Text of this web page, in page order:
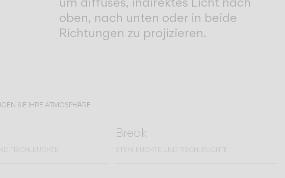
oben, nach unten oder in beide
Richtungen zu projizieren.
SIE IHRE ATMOSPHÄRE
TISCHLEUCHTE
Break
STEHLEUCHTE UND TISCHLEUCHTE